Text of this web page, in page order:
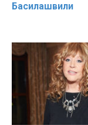
Басилaшвили